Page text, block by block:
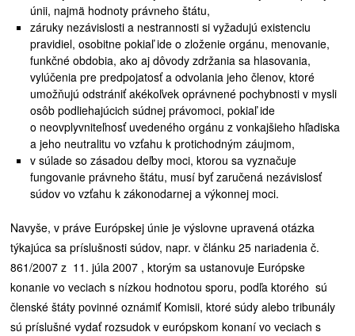
únii, najmä hodnoty právneho štátu,
záruky nezávislosti a nestrannosti si vyžadujú existenciu
pravidiel, osobitne pokiaľ ide o zloženie orgánu, menovanie,
funkčné obdobia, ako aj dôvody zdržania sa hlasovania,
vylúčenia pre predpojatosť a odvolania jeho členov, ktoré
umožňujú odstrániť akékoľvek oprávnené pochybnosti v mysli
osôb podliehajúcich súdnej právomoci, pokiaľ ide
o neovplyvniteľnosť uvedeného orgánu z vonkajšieho hľadiska
a jeho neutralitu vo vzťahu k protichodným záujmom,
v súlade so zásadou deľby moci, ktorou sa vyznačuje
fungovanie právneho štátu, musí byť zaručená nezávislosť
súdov vo vzťahu k zákonodarnej a výkonnej moci.
Navyše, v práve Európskej únie je výslovne upravená otázka
týkajúca sa príslušnosti súdov, napr. v článku 25 nariadenia č.
861/2007 z 11. júla 2007 , ktorým sa ustanovuje Európske
konanie vo veciach s nízkou hodnotou sporu, podľa ktorého sú
členské štáty povinné oznámiť Komisii, ktoré súdy alebo tribunály
sú príslušné vydať rozsudok v európskom konaní vo veciach s